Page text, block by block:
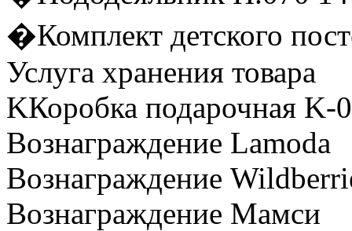
�Комплект детского
Услуга хранения товара
KКоробка подарочная K-
Вознаграждение Lamoda
Вознаграждение
Вознаграждение Мамси